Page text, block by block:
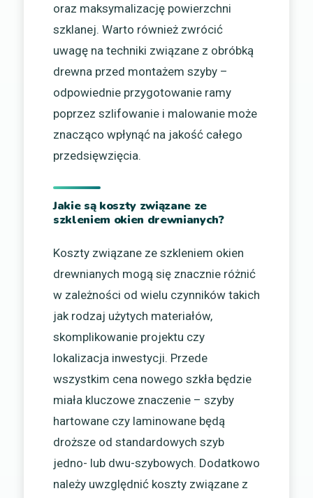
oraz maksymalizację powierzchni
szklanej. Warto również zwrócić
uwagę na techniki związane z obróbką
drewna przed montażem szyby –
odpowiednie przygotowanie ramy
poprzez szlifowanie i malowanie może
znacząco wpłynąć na jakość całego
przedsięwzięcia.
Jakie są koszty związane ze
szkleniem okien drewnianych?
Koszty związane ze szkleniem okien
drewnianych mogą się znacznie różnić
w zależności od wielu czynników takich
jak rodzaj użytych materiałów,
skomplikowanie projektu czy
lokalizacja inwestycji. Przede
wszystkim cena nowego szkła będzie
miała kluczowe znaczenie – szyby
hartowane czy laminowane będą
droższe od standardowych szyb
jedno- lub dwu-szybowych. Dodatkowo
należy uwzględnić koszty związane z